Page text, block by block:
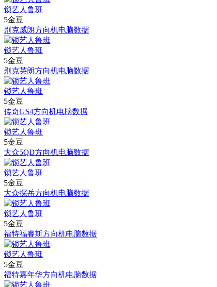
锁艺人鲁班
5金豆
别克威朗方向机电脑数据
锁艺人鲁班
5金豆
别克英朗方向机电脑数据
锁艺人鲁班
5金豆
传奇GS4方向机电脑数据
锁艺人鲁班
5金豆
大众5QD方向机电脑数据
锁艺人鲁班
5金豆
大众探岳方向机电脑数据
锁艺人鲁班
5金豆
福特福睿斯方向机电脑数据
锁艺人鲁班
5金豆
福特嘉年华方向机电脑数据